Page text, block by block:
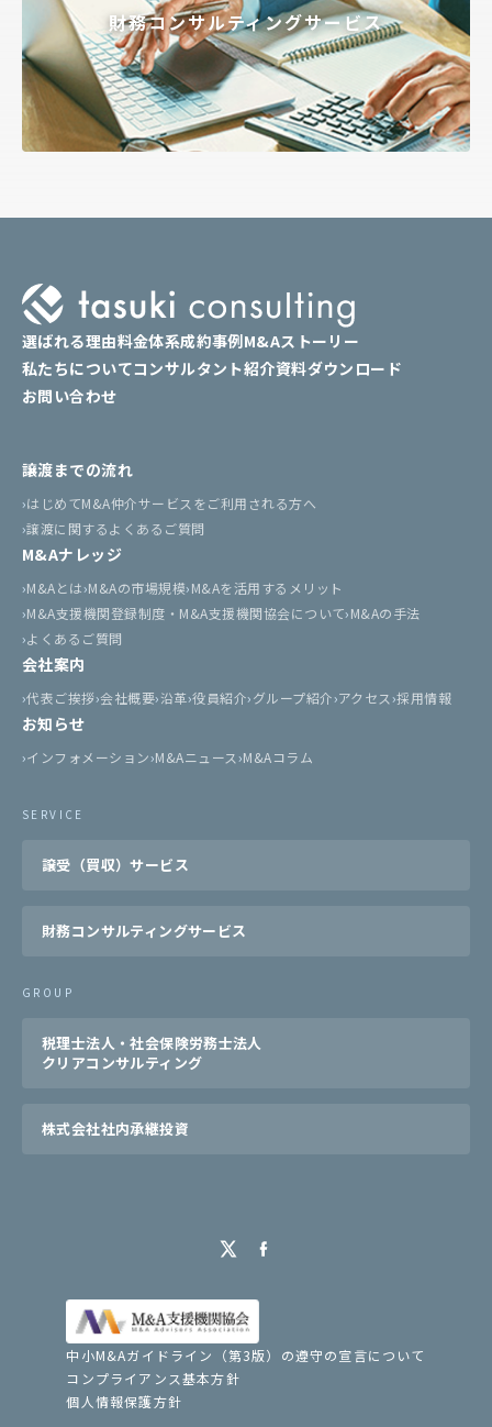
財務コンサルティングサービス
選ばれる理由料金体系成約事例M&Aストーリー
私たちについてコンサルタント紹介資料ダウンロード
お問い合わせ
譲渡までの流れ
はじめてM&A仲介サービスをご利用される方へ
譲渡に関するよくあるご質問
M&Aナレッジ
M&Aとは M&Aの市場規模 M&Aを活用するメリット
M&A支援機関登録制度・M&A支援機関協会について M&Aの手法
よくあるご質問
会社案内
代表ご挨拶 会社概要 沿革 役員紹介 グループ紹介 アクセス 採用情報
お知らせ
インフォメーション M&Aニュース M&Aコラム
SERVICE
譲受（買収）サービス
財務コンサルティングサービス
GROUP
税理士法人・社会保険労務士法人
クリアコンサルティング
株式会社社内承継投資
中小M&Aガイドライン（第3版）の遵守の宣言について
コンプライアンス基本方針
個人情報保護方針